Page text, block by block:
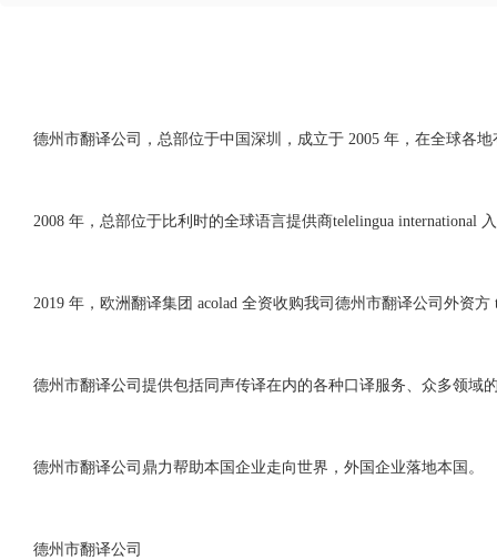
德州市翻译公司，总部位于中国深圳，成立于 2005 年，在全球各
2008 年，总部位于比利时的全球语言提供商telelingua international
2019 年，欧洲翻译集团 acolad 全资收购我司德州市翻译公司外资方
德州市翻译公司提供包括同声传译在内的各种口译服务、众多领域
德州市翻译公司鼎力帮助本国企业走向世界，外国企业落地本国。
德州市翻译公司